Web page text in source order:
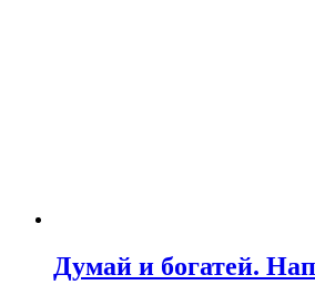
Думай и богатей.